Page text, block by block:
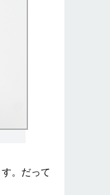
。だって